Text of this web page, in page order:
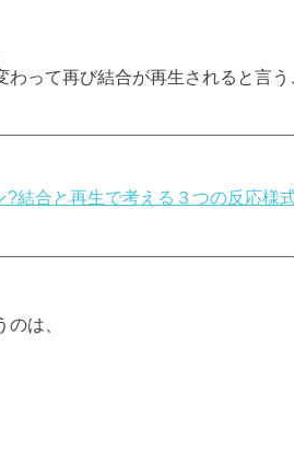
って再び結合が再生されると言う
結合と再生で考える３つの反応様
は、